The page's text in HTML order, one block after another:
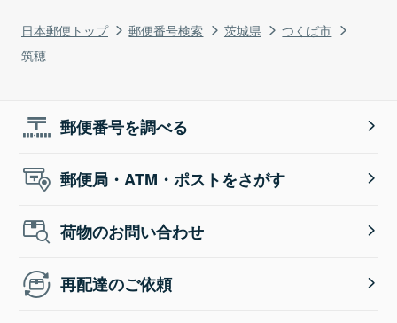
日本郵便トップ 郵便番号検索 茨城県
つくば市
筑穂
郵便番号を調べる
郵便局・ATM・ポストをさがす
荷物のお問い合わせ
再配達のご依頼